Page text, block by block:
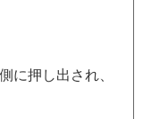
に押し出され、